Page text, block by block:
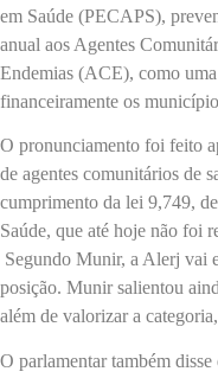
em Saúde (PECAPS),
anual aos Agentes
Endemias (ACE), como
financeiramente os
O pronunciamento foi feito
de agentes comunitários de
cumprimento da lei 9,749,
Saúde, que até hoje não foi
Segundo Munir, a Alerj vai
posição. Munir salientou
além de valorizar a
O parlamentar também